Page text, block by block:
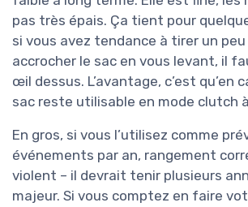
pas très épais. Ça tient pour
si vous avez tendance à tirer un
accrocher le sac en vous levant, il
œil dessus. L’avantage, c’est qu’en
sac reste utilisable en mode clutch
En gros, si vous l’utilisez comme
événements par an, rangement
violent – il devrait tenir plusieurs
majeur. Si vous comptez en faire